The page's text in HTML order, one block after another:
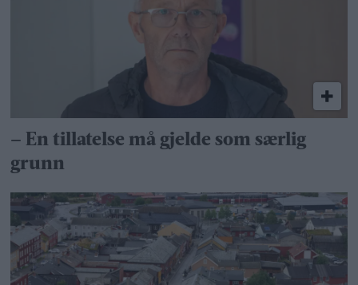
– En tillatelse må gjelde som særlig
grunn